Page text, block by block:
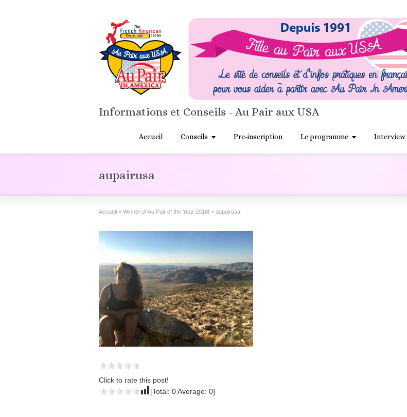
Informations et Conseils - Au Pair aux USA
Accueil Conseils Pre-inscription Le programme Interview
aupairusa
Accueil » Winner of Au Pair of the Year 2018! » aupairusa
Click to rate this post!
[Total: 0Average: 0]